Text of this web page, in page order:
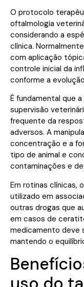
O protocolo
oftalmologia
considerando a
clínica.
com aplicação
controle inicial da
conforme a
É fundamental que
supervisão
frequente da
adversos. A
concentração e a
tipo de animal e
contaminações e
Em rotinas clínicas,
utilizado em
outras drogas que
em casos de
medicamento deve
mantendo o